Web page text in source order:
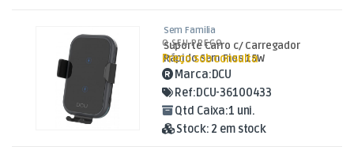
Sem Familia
Suporte Carro c/ Carregador
Rápido Sem Fios 15W
O SEU PREÇO
Preço sob consulta
Marca:DCU
Ref:DCU-36100433
Qtd Caixa:1 uni.
Stock: 2 em stock